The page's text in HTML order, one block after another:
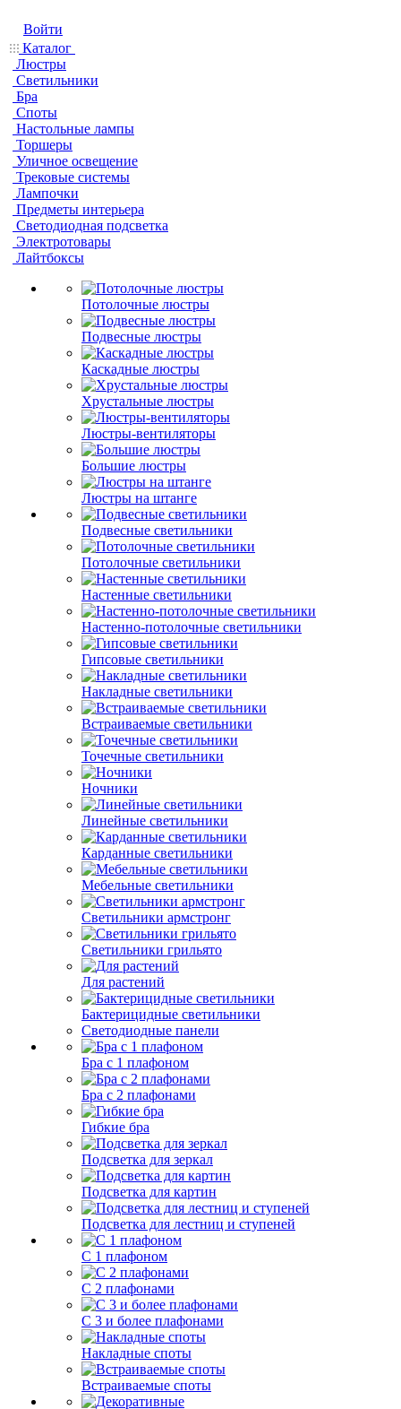
Войти
Каталог
Люстры
Светильники
Бра
Споты
Настольные лампы
Торшеры
Уличное освещение
Трековые системы
Лампочки
Предметы интерьера
Светодиодная подсветка
Электротовары
Лайтбоксы
Потолочные люстры
Подвесные люстры
Каскадные люстры
Хрустальные люстры
Люстры-вентиляторы
Большие люстры
Люстры на штанге
Подвесные светильники
Потолочные светильники
Настенные светильники
Настенно-потолочные светильники
Гипсовые светильники
Накладные светильники
Встраиваемые светильники
Точечные светильники
Ночники
Линейные светильники
Карданные светильники
Мебельные светильники
Светильники армстронг
Светильники грильято
Для растений
Бактерицидные светильники
Светодиодные панели
Бра с 1 плафоном
Бра с 2 плафонами
Гибкие бра
Подсветка для зеркал
Подсветка для картин
Подсветка для лестниц и ступеней
С 1 плафоном
С 2 плафонами
С 3 и более плафонами
Накладные споты
Встраиваемые споты